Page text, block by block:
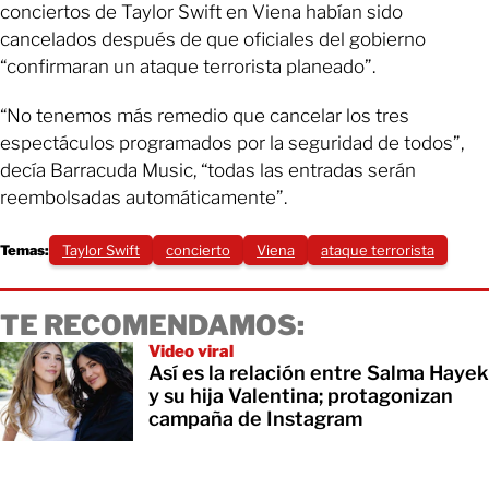
conciertos de Taylor Swift en Viena habían sido
cancelados después de que oficiales del gobierno
“confirmaran un ataque terrorista planeado”.
“No tenemos más remedio que cancelar los tres
espectáculos programados por la seguridad de todos”,
decía Barracuda Music, “todas las entradas serán
reembolsadas automáticamente”.
Temas: Taylor Swift concierto Viena ataque terrorista
TE RECOMENDAMOS:
Video viral
Así es la relación entre Salma Hayek
y su hija Valentina; protagonizan
campaña de Instagram